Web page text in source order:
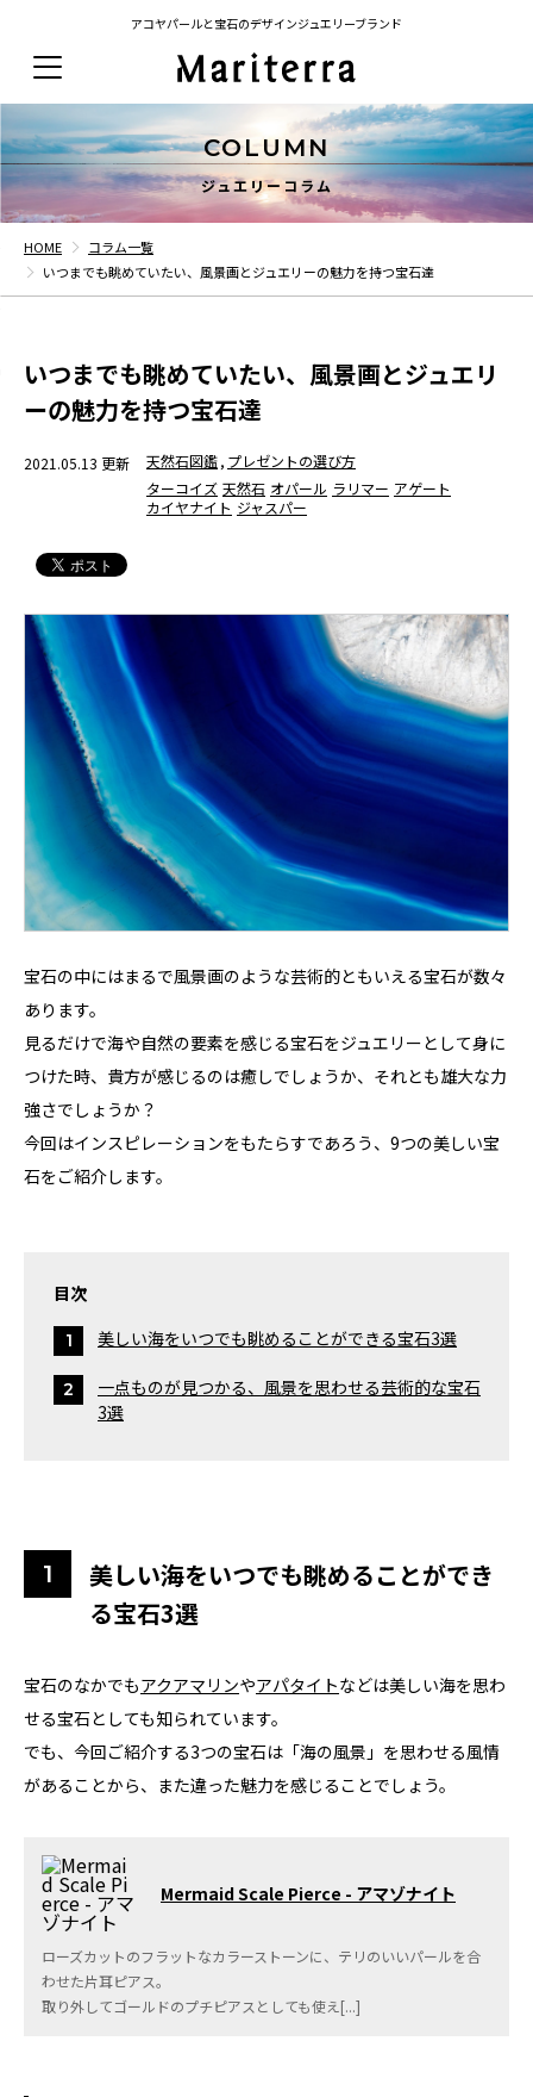
アコヤパールと宝石のデザインジュエリーブランド
COLUMN
ジュエリーコラム
HOME
コラム一覧
いつまでも眺めていたい、風景画とジュエリーの魅力を持つ宝石達
いつまでも眺めていたい、風景画とジュエリ
ーの魅力を持つ宝石達
2021.05.13 更新 天然石図鑑, プレゼントの選び方
ターコイズ 天然石 オパール ラリマー アゲート
カイヤナイト ジャスパー
宝石の中にはまるで風景画のような芸術的ともいえる宝石が数々
あります。
見るだけで海や自然の要素を感じる宝石をジュエリーとして身に
つけた時、貴方が感じるのは癒しでしょうか、それとも雄大な力
強さでしょうか？
今回はインスピレーションをもたらすであろう、9つの美しい宝
石をご紹介します。
目次
美しい海をいつでも眺めることができる宝石3選
一点ものが見つかる、風景を思わせる芸術的な宝石
3選
美しい海をいつでも眺めることができ
る宝石3選
宝石のなかでもアクアマリンやアパタイトなどは美しい海を思わ
せる宝石としても知られています。
でも、今回ご紹介する3つの宝石は「海の風景」を思わせる風情
があることから、また違った魅力を感じることでしょう。
Mermaid Scale Pierce - アマゾナイト
ローズカットのフラットなカラーストーンに、テリのいいパールを合
わせた片耳ピアス。
取り外してゴールドのプチピアスとしても使え[...]